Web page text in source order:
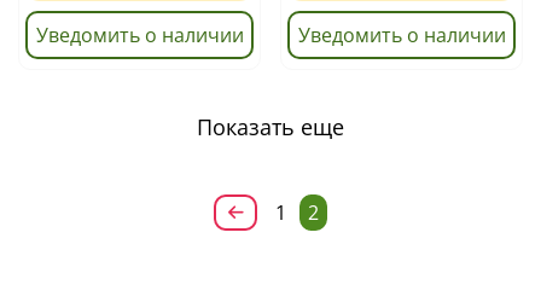
Уведомить о наличии
Уведомить о наличии
Показать еще
1 2